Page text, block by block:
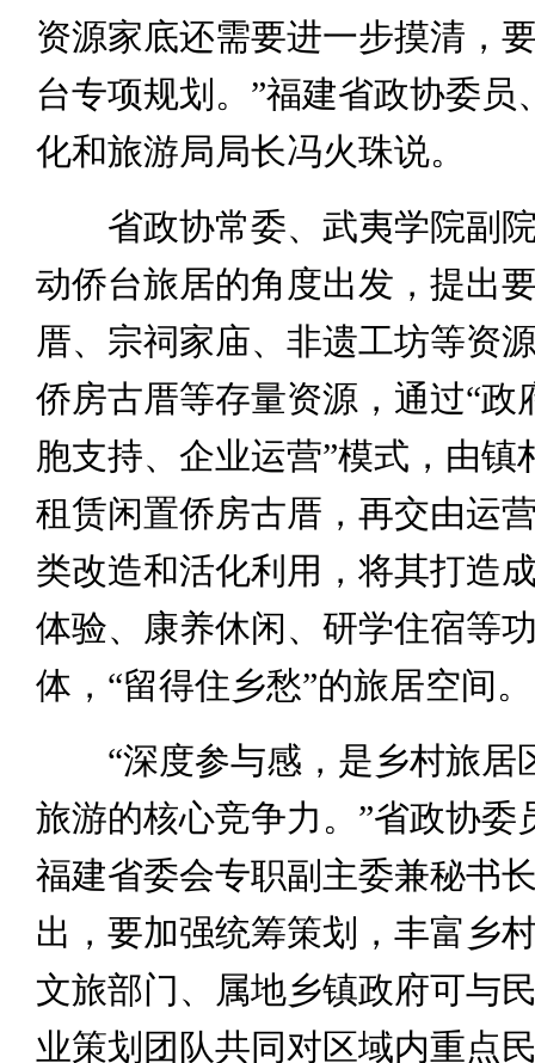
资源家底还需要进一步摸清，
台专项规划。”福建省政协委员
化和旅游局局长冯火珠说。
省政协常委、武夷学院副院
动侨台旅居的角度出发，提出
厝、宗祠家庙、非遗工坊等资
侨房古厝等存量资源，通过“政
胞支持、企业运营”模式，由镇
租赁闲置侨房古厝，再交由运
类改造和活化利用，将其打造
体验、康养休闲、研学住宿等
体，“留得住乡愁”的旅居空间。
“深度参与感，是乡村旅居
旅游的核心竞争力。”省政协委
福建省委会专职副主委兼秘书
出，要加强统筹策划，丰富乡
文旅部门、属地乡镇政府可与
业策划团队共同对区域内重点